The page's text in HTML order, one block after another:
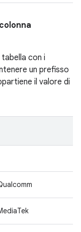
tabella con i
un prefisso
il valore di